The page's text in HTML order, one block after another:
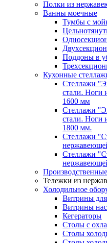
Полки из
Ванны моечные
Тумбы с
Поддоны в
Кухонные
Стеллажи
стали. Ноги
1600 мм
Стеллажи
стали. Ноги
1800 мм.
Стеллажи
Стеллажи
Тележки из
Холодильное
Витрины
Витрины
Кегераторы
Столы с
Столы